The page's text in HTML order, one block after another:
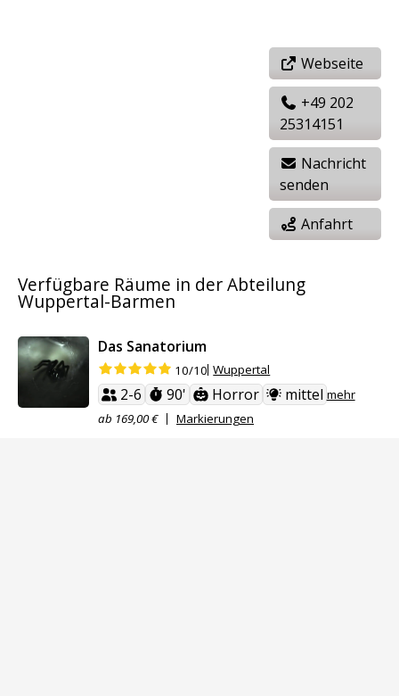
Webseite
+49 202
25314151
Nachricht
senden
Anfahrt
Verfügbare Räume in der Abteilung
Wuppertal-Barmen
Das Sanatorium
10/10 Wuppertal
2-6 90' Horror mittel mehr
ab 169,00 €
Markierungen